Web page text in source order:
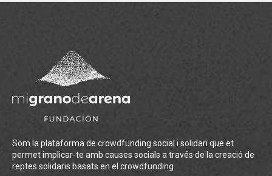
Som la plataforma de crowdfunding social i solidari que et
permet implicar-te amb causes socials a través de la creació de
reptes solidaris basats en el crowdfunding.